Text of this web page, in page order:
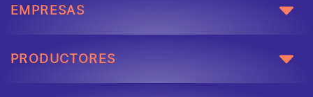
EMPRESAS
PRODUCTORES